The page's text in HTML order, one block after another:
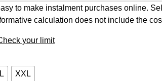
to make instalment purchases online.
calculation does not include the
your limit
XXL